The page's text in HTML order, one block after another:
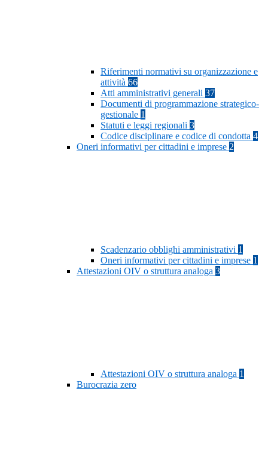
Riferimenti normativi su organizzazione e
attività 66
Atti amministrativi generali 37
Documenti di programmazione strategico-
gestionale 1
Statuti e leggi regionali 3
Codice disciplinare e codice di condotta 4
Oneri informativi per cittadini e imprese 2
Scadenzario obblighi amministrativi 1
Oneri informativi per cittadini e imprese 1
Attestazioni OIV o struttura analoga 3
Attestazioni OIV o struttura analoga 1
Burocrazia zero